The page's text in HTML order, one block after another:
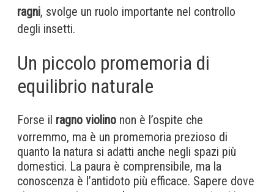
ragni, svolge un ruolo importante nel controllo
degli insetti.
Un piccolo promemoria di
equilibrio naturale
Forse il ragno violino non è l’ospite che
vorremmo, ma è un promemoria prezioso di
quanto la natura si adatti anche negli spazi più
domestici. La paura è comprensibile, ma la
conoscenza è l’antidoto più efficace. Sapere dove